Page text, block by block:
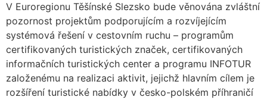
V Euroregionu Těšínské Slezsko bude věnována zvláštní
pozornost projektům podporujícím a rozvíjejícím
systémová řešení v cestovním ruchu – programům
certifikovaných turistických značek, certifikovaných
informačních turistických center a programu INFOTUR
založenému na realizaci aktivit, jejichž hlavním cílem je
rozšíření turistické nabídky v česko-polském příhraničí